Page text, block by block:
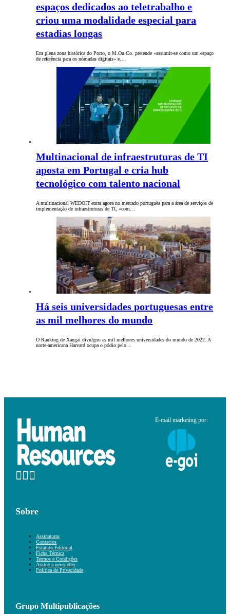
espaços dedicados ao teletrabalho e
criou uma modalidade especial para
estadias longas
Em plena zona histórica do Porto, o M.Ou.Co. pretende «assumir-se como um espaço
de referência para os nómadas digitais» e…
Multinacional de infraestruturas de TI
aposta em Portugal e cria hub
tecnológico com talento nacional
A multinacional WEDOIT entra agora no mercado português para a área de serviços de
implementação de infraestruturas de TI, «com…
Há seis universidades portuguesas entre
as mil melhores do mundo
O Ranking de Xangai divulgou as mil melhores universidades do mundo de 2022. A
norte-americana Harvard ocupa o pódio pelo…
E-mail marketing por:
Sobre
Assinaturas
Contactos
Estatuto Editorial
Ficha Técnica
Termos e Condições
Assine a newsletter
Política de Privacidade
Grupo Multipublicações